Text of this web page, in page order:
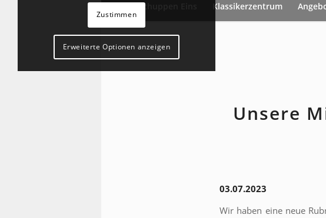
Schuppen Eins Klassikerzentrum
Unsere
03.07.2023
Wir haben eine neue
Zustimmen
Erweiterte Optionen anzeigen